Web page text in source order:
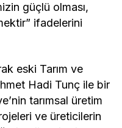
güçlü olması,
ifadelerini
eski Tarım ve
Hadi Tunç ile bir
tarımsal üretim
ve üreticilerin